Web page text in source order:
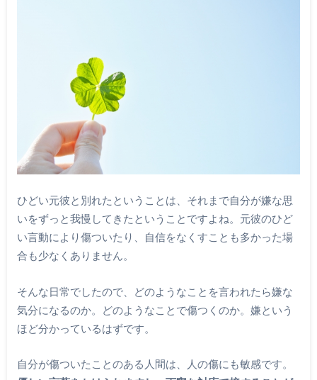
ひどい元彼と別れたということは、それまで自分が嫌な思
いをずっと我慢してきたということですよね。元彼のひど
い言動により傷ついたり、自信をなくすことも多かった場
合も少なくありません。
そんな日常でしたので、どのようなことを言われたら嫌な
気分になるのか。どのようなことで傷つくのか。嫌という
ほど分かっているはずです。
自分が傷ついたことのある人間は、人の傷にも敏感です。